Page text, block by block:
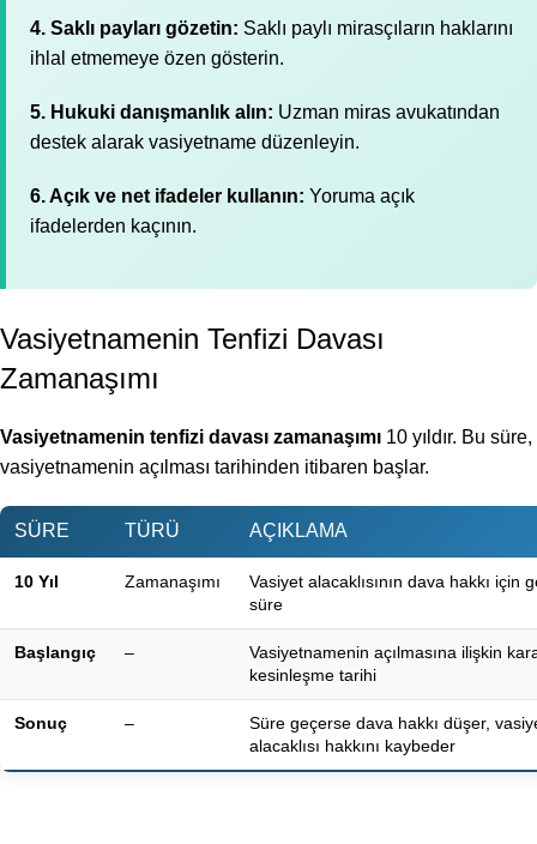
4. Saklı payları gözetin: Saklı paylı mirasçıların haklarını
ihlal etmemeye özen gösterin.
5. Hukuki danışmanlık alın: Uzman miras avukatından
destek alarak vasiyetname düzenleyin.
6. Açık ve net ifadeler kullanın: Yoruma açık
ifadelerden kaçının.
Vasiyetnamenin Tenfizi Davası
Zamanaşımı
Vasiyetnamenin tenfizi davası zamanaşımı 10 yıldır. Bu süre,
vasiyetnamenin açılması tarihinden itibaren başlar.
SÜRE TÜRÜ AÇIKLAMA
10 Yıl Zamanaşımı
Vasiyet alacaklısının dava hakkı için
süre
Başlangıç –
Vasiyetnamenin açılmasına ilişkin
kesinleşme tarihi
Sonuç –
Süre geçerse dava hakkı düşer,
alacaklısı hakkını kaybeder